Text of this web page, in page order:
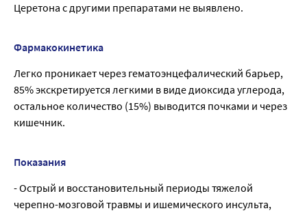
Церетона с другими препаратами не выявлено.
Фармакокинетика
Легко проникает через гематоэнцефалический барьер,
85% экскретируется легкими в виде диоксида углерода,
остальное количество (15%) выводится почками и через
кишечник.
Показания
- Острый и восстановительный периоды тяжелой
черепно-мозговой травмы и ишемического инсульта,